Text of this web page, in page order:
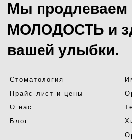
Мы продлеваем
МОЛОДОСТЬ и
вашей улыбки.
Стоматология
Прайс-лист и цены
О нас
Блог